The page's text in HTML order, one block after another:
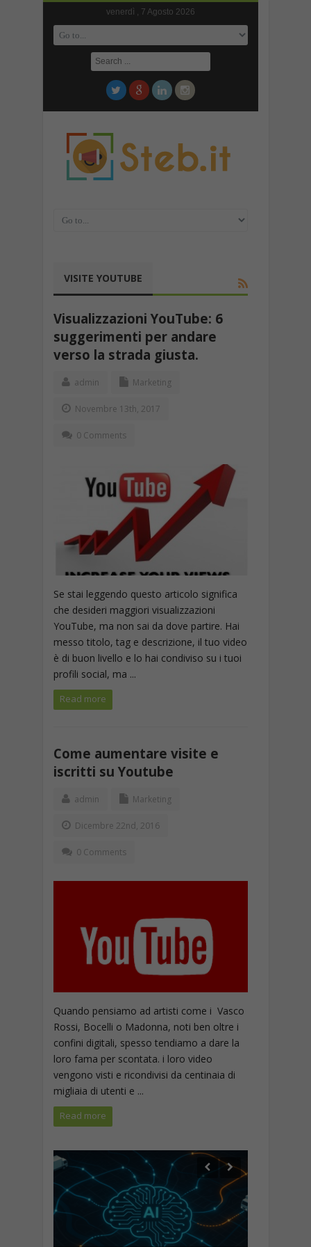
venerdì , 7 Agosto 2026
VISITE YOUTUBE
Visualizzazioni YouTube: 6
suggerimenti per andare
verso la strada giusta.
admin Marketing
Novembre 13th, 2017
0 Comments
Se stai leggendo questo articolo significa
che desideri maggiori visualizzazioni
YouTube, ma non sai da dove partire. Hai
messo titolo, tag e descrizione, il tuo video
è di buon livello e lo hai condiviso su i tuoi
profili social, ma ...
Read more
Come aumentare visite e
iscritti su Youtube
admin Marketing
Dicembre 22nd, 2016
0 Comments
Quando pensiamo ad artisti come i Vasco
Rossi, Bocelli o Madonna, noti ben oltre i
confini digitali, spesso tendiamo a dare la
loro fama per scontata. i loro video
vengono visti e ricondivisi da centinaia di
migliaia di utenti e ...
Read more